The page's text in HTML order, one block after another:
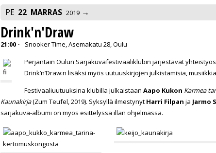
PE 22 MARRAS 2019
Drink'n'Draw
21:00 -
Snooker Time, Asemakatu 28, Oulu
Perjantain Oulun Sarjakuvafestivaaliklubin järjestävät
Drink’n’Draw:n lisäksi myös uutuuskirjojen julkistamisia,
Festivaaliuutuuksina klubilla julkaistaan Aapo Kukon Karmea
Kaunakirja(Zum Teufel, 2019). Syksyllä ilmestynyt Harri Filpan ja Jarmo
sarjakuva-albumi on myös esittelyssä illan ohjelmassa.